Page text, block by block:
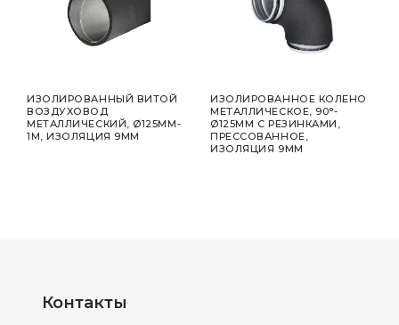
ИЗОЛИРОВАННЫЙ ВИТОЙ
ВОЗДУХОВОД
МЕТАЛЛИЧЕСКИЙ, Ø125MM-
1M, ИЗОЛЯЦИЯ 9ММ
ИЗОЛИРОВАННОЕ КОЛЕНО
МЕТАЛЛИЧЕСКОЕ, 90°-
Ø125MM С РЕЗИНКАМИ,
ПРЕССОВАННОЕ,
ИЗОЛЯЦИЯ 9ММ
Контакты